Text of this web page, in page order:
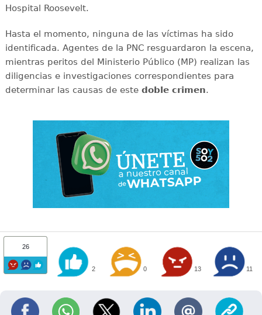
Hospital Roosevelt.
Hasta el momento, ninguna de las víctimas ha sido
identificada. Agentes de la PNC resguardaron la escena,
mientras peritos del Ministerio Público (MP) realizan las
diligencias e investigaciones correspondientes para
determinar las causas de este doble crimen.
26
2 0 13 11